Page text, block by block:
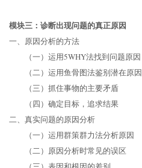
模块三：诊断出现问题的真正原因
一、原因分析的方法
（一）运用5WHY法找到问题原因
（二）运用鱼骨图法鉴别潜在原因
（三）抓住事物的主要矛盾
（四）确定目标，追求结果
二、真实问题的原因分析
（一）运用群策群力法分析原因
（二）原因分析时常见的误区